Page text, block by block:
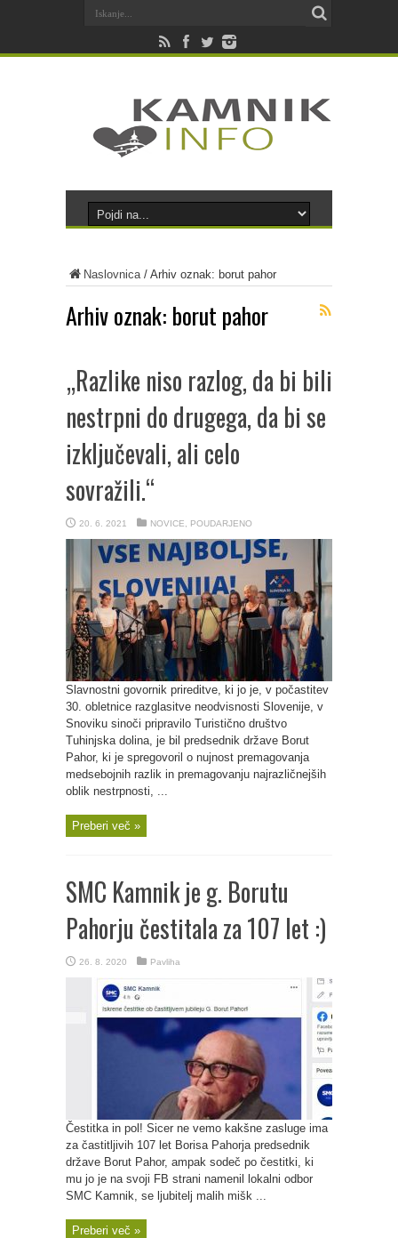
Naslovnica/ Arhiv oznak: borut pahor
Arhiv oznak: borut pahor
„Razlike niso razlog, da bi bili
nestrpni do drugega, da bi se
izključevali, ali celo
sovražili.“
20. 6. 2021 NOVICE POUDARJENO
Slavnostni govornik prireditve, ki jo je, v počastitev
30. obletnice razglasitve neodvisnosti Slovenije, v
Snoviku sinoči pripravilo Turistično društvo
Tuhinjska dolina, je bil predsednik države Borut
Pahor, ki je spregovoril o nujnost premagovanja
medsebojnih razlik in premagovanju najrazličnejših
oblik nestrpnosti, ...
Preberi več »
SMC Kamnik je g. Borutu
Pahorju čestitala za 107 let :)
26. 8. 2020 Pavliha
Čestitka in pol! Sicer ne vemo kakšne zasluge ima
za častitljivih 107 let Borisa Pahorja predsednik
države Borut Pahor, ampak sodeč po čestitki, ki
mu jo je na svoji FB strani namenil lokalni odbor
SMC Kamnik, se ljubitelj malih mišk ...
Preberi več »